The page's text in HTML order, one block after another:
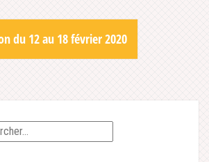
du 12 au 18 février 2020
: